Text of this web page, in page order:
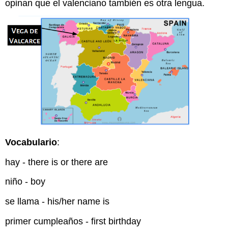
opinan que el valenciano también es otra lengua.
Vocabulario:
hay - there is or there are
niño - boy
se llama - his/her name is
primer cumpleaños - first birthday